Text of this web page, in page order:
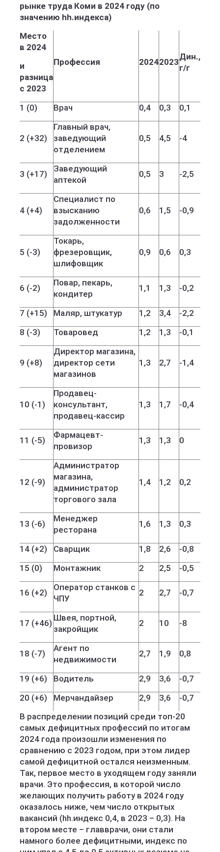
рынке труда Коми в 2024 году (по
значению hh.индекса)
Место
в 2024
и
разница
с 2023
Профессия 20242023
Дин.,
г/г
1 (0) Врач 0,4 0,3 0,1
2 (+32)
Главный врач,
заведующий
отделением
0,5 4,5 -4
3 (+17)
Заведующий
аптекой
0,5 3 -2,5
4 (+4)
Специалист по
взысканию
задолженности
0,6 1,5 -0,9
5 (-3)
Токарь,
фрезеровщик,
шлифовщик
0,9 0,6 0,3
6 (-2)
Повар, пекарь,
кондитер
1,1 1,3 -0,2
7 (+15) Маляр, штукатур 1,2 3,4
-2,2
8 (-3)
Товаровед 1,2 1,3 -0,1
9 (+8)
Директор магазина,
директор сети
магазинов
1,3 2,7 -1,4
10 (-1)
Продавец-
консультант,
продавец-кассир
1,3 1,7 -0,4
11 (-5)
Фармацевт-
провизор
1,3 1,3 0
12 (-9)
Администратор
магазина,
администратор
торгового зала
1,4 1,2 0,2
13 (-6)
Менеджер
ресторана
1,6 1,3 0,3
14 (+2) Сварщик 1,8 2,6
-0,8
15 (0)
Монтажник 2 2,5 -0,5
16 (+2)
Оператор станков с
ЧПУ
2 2,7 -0,7
17 (+46)
Швея, портной,
закройщик
2 10 -8
18 (-7)
Агент по
недвижимости
2,7 1,9 0,8
19 (+6) Водитель 2,9 3,6
-0,7
20 (+6)
Мерчандайзер 2,9 3,6
-0,7
В распределении позиций среди топ-20
самых дефицитных профессий по итогам
2024 года произошли изменения по
сравнению с 2023 годом, при этом лидер
самой дефицитной остался неизменным.
Так, первое место в уходящем году заняли
врачи. Это профессия, в которой число
желающих получить работу в 2024 году
оказалось ниже, чем число открытых
вакансий (hh.индекс 0,4, в 2023 – 0,3). На
втором месте – главврачи, они стали
намного более дефицитными, индекс по